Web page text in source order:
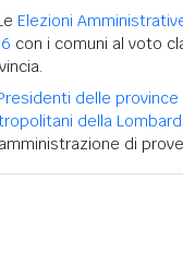
Elezioni
con i comuni al voto
delle province
della
di